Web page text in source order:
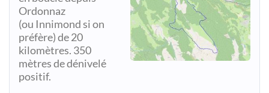
Ordonnaz
(ou Innimond si on
préfère) de 20
kilomètres. 350
mètres de dénivelé
positif.